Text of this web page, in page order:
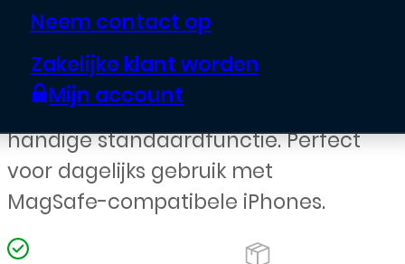
Neem contact op
Zakelijke klant worden
Mijn account
De Musthavz Vegan Leather Wallet
Stand MagSafe in Desert Gold is
een stijlvolle magnetische wallet
met ruimte voor pasjes en een
handige standaardfunctie. Perfect
voor dagelijks gebruik met
MagSafe-compatibele iPhones.